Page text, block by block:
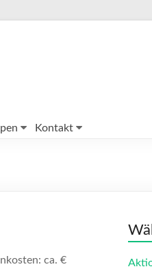
Kontakt
ca. €